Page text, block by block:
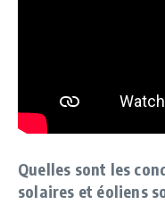
Quelles sont les
solaires et éoliens